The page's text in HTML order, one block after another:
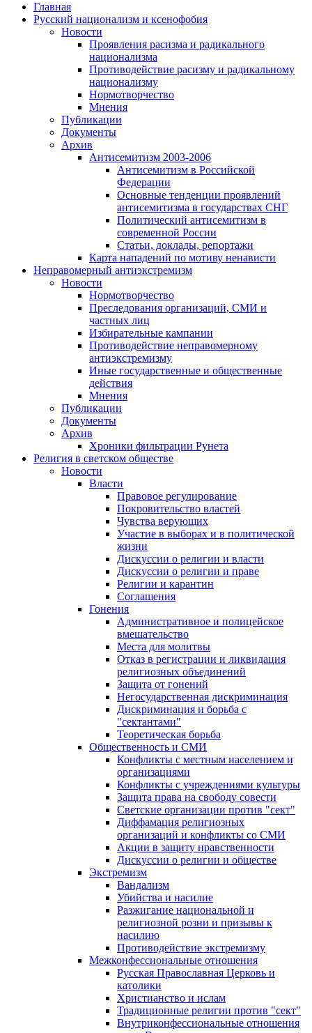
Главная
Русский национализм и ксенофобия
Новости
Проявления расизма и радикального
национализма
Противодействие расизму и радикальному
национализму
Нормотворчество
Мнения
Публикации
Документы
Архив
Антисемитизм 2003-2006
Антисемитизм в Российской
Федерации
Основные тенденции проявлений
антисемитизма в государствах СНГ
Политический антисемитизм в
современной России
Статьи, доклады, репортажи
Карта нападений по мотиву ненависти
Неправомерный антиэкстремизм
Новости
Нормотворчество
Преследования организаций, СМИ и
частных лиц
Избирательные кампании
Противодействие неправомерному
антиэкстремизму
Иные государственные и общественные
действия
Мнения
Публикации
Документы
Архив
Хроники фильтрации Рунета
Религия в светском обществе
Новости
Власти
Правовое регулирование
Покровительство властей
Чувства верующих
Участие в выборах и в политической
жизни
Дискуссии о религии и власти
Дискуссии о религии и праве
Религии и карантин
Соглашения
Гонения
Административное и полицейское
вмешательство
Места для молитвы
Отказ в регистрации и ликвидация
религиозных объединений
Защита от гонений
Негосударственная дискриминация
Дискриминация и борьба с
"сектантами"
Теоретическая борьба
Общественность и СМИ
Конфликты с местным населением и
организациями
Конфликты с учреждениями культуры
Защита права на свободу совести
Светские организации против "сект"
Диффамация религиозных
организаций и конфликты со СМИ
Акции в защиту нравственности
Дискуссии о религии и обществе
Экстремизм
Вандализм
Убийства и насилие
Разжигание национальной и
религиозной розни и призывы к
насилию
Противодействие экстремизму
Межконфессиональные отношения
Русская Православная Церковь и
католики
Христианство и ислам
Традиционные религии против "сект"
Внутриконфессиональные отношения